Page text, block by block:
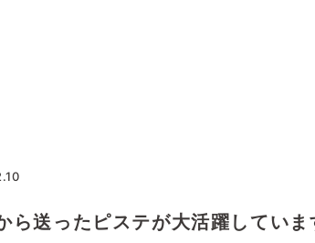
ら送ったピステが大活躍して